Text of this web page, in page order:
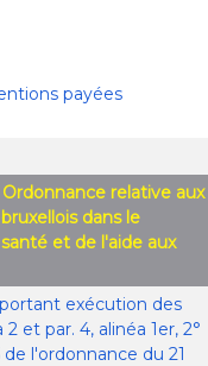
payées
relative aux
dans le
et de l'aide aux
exécution des
2 et par. 4, alinéa 1er, 2°
de l'ordonnance du 21